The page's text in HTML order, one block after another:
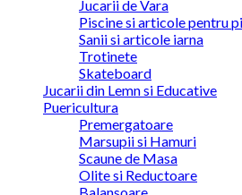
Jucarii de Vara
Piscine si articole pentru
Sanii si articole iarna
Trotinete
Skateboard
Jucarii din Lemn si Educative
Puericultura
Premergatoare
Marsupii si Hamuri
Scaune de Masa
Olite si Reductoare